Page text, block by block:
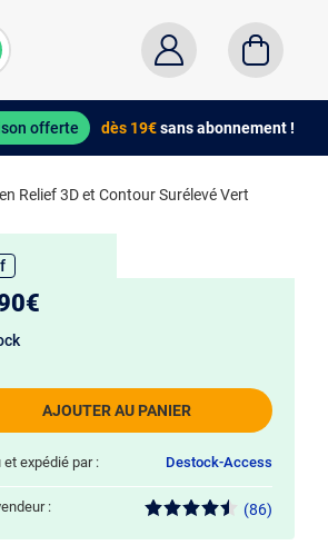
offerte dès 19€sans abonnement !
Relief 3D et Contour Surélevé Vert
AJOUTER AU PANIER
et expédié par : Destock-Access
: (86)